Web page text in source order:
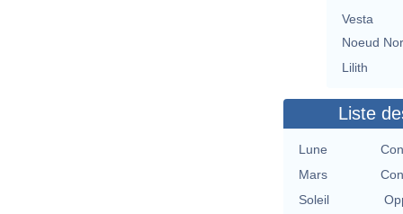
Vesta
Noeud
Lilith
Liste
Lune
Mars
Soleil